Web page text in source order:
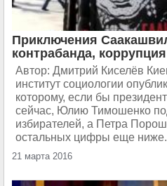
Приключения
контрабанда, коррупция
Автор: Дмитрий Киселёв
институт социологии
которому, если бы
сейчас, Юлию Тимошенко
избирателей, а Петра
остальных цифры еще ниже.
21 марта 2016